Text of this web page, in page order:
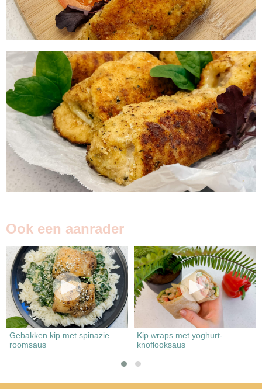
Ook een aanrader
Gebakken kip met spinazie
roomsaus
Kip wraps met yoghurt-
knoflooksaus